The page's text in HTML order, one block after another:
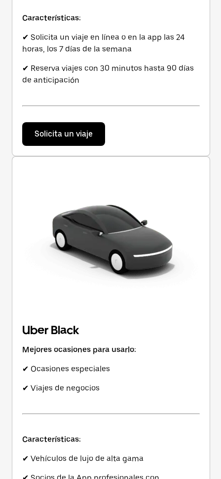
Características:
✔ Solicita un viaje en línea o en la app las 24
horas, los 7 días de la semana
✔ Reserva viajes con 30 minutos hasta 90 días
de anticipación
Solicita un viaje
Uber Black
Mejores ocasiones para usarlo:
✔ Ocasiones especiales
✔ Viajes de negocios
Características:
✔ Vehículos de lujo de alta gama